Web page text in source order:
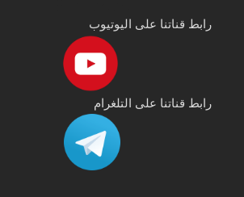
رابط قناتنا على اليوتيوب
رابط قناتنا على التلغرام